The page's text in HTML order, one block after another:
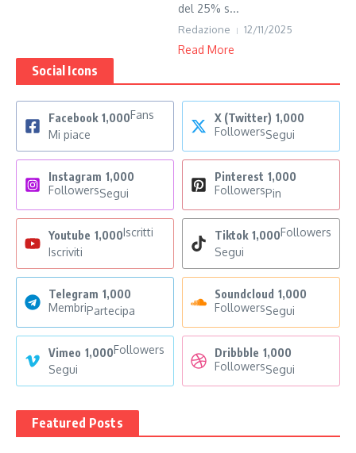
del 25% s...
Redazione 12/11/2025
Read More
Social Icons
Facebook 1,000Fans
Mi piace
X (Twitter) 1,000
FollowersSegui
Instagram 1,000
FollowersSegui
Pinterest 1,000
FollowersPin
Youtube 1,000Iscritti
Iscriviti
Tiktok 1,000Followers
Segui
Telegram 1,000
MembriPartecipa
Soundcloud 1,000
FollowersSegui
Vimeo 1,000Followers
Segui
Dribbble 1,000
FollowersSegui
Featured Posts